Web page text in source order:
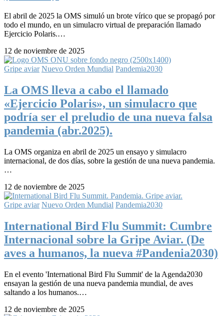
El abril de 2025 la OMS simuló un brote vírico que se propagó por
todo el mundo, en un simulacro virtual de preparación llamado
Ejercicio Polaris.…
12 de noviembre de 2025
Gripe aviar Nuevo Orden Mundial Pandemia2030
La OMS lleva a cabo el llamado
«Ejercicio Polaris», un simulacro que
podría ser el preludio de una nueva falsa
pandemia (abr.2025).
La OMS organiza en abril de 2025 un ensayo y simulacro
internacional, de dos días, sobre la gestión de una nueva pandemia.
…
12 de noviembre de 2025
Gripe aviar Nuevo Orden Mundial Pandemia2030
International Bird Flu Summit: Cumbre
Internacional sobre la Gripe Aviar. (De
aves a humanos, la nueva #Pandenia2030)
En el evento 'International Bird Flu Summit' de la Agenda2030
ensayan la gestión de una nueva pandemia mundial, de aves
saltando a los humanos.…
12 de noviembre de 2025